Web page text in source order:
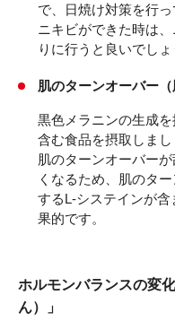
で、日焼け対策を行っ
ニキビができた時は
りに行うと良いでしょ
肌のターンオーバー
黒色メラニンの生成
含む食品を摂取しまし
肌のターンオーバー
くなるため、肌のタ
するL-システインが
果的です。
ホルモンバランスの変
ん）」